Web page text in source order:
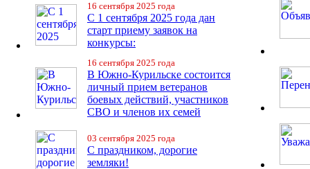
16 сентября 2025 года
С 1 сентября 2025 года дан
старт приему заявок на
конкурсы:
16 сентября 2025 года
В Южно-Курильске состоится
личный прием ветеранов
боевых действий, участников
СВО и членов их семей
03 сентября 2025 года
С праздником, дорогие
земляки!